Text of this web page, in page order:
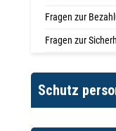
Fragen zur
Fragen zur
Schutz